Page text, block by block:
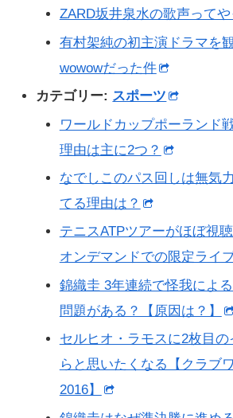
ZARD坂井泉水の歌声って
有村架純の初主演ドラマを
wowowだった件
カテゴリー: スポーツ
ワールドカップポーランド
理由は主に2つ？
なでしこのパス回しは無気
てる理由は？
テニスATPツアーがほぼ視
オンデマンドでの限定ライ
錦織圭 3年連続で怪我によ
問題がある？【原因は？】
セルヒオ・ラモスに2枚目
らと思いたくなる【クラブ
2016】